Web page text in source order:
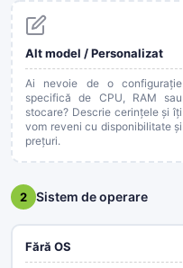
Alt model / Personalizat
Ai nevoie de o configurație
specifică de CPU, RAM sau
stocare? Descrie cerințele și îți
vom reveni cu disponibilitate și
prețuri.
2 Sistem de operare
Fără OS